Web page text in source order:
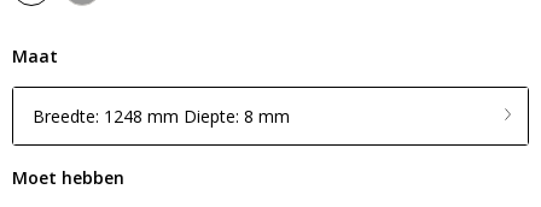
Maat
Breedte: 1248 mm Diepte: 8 mm
Moet hebben